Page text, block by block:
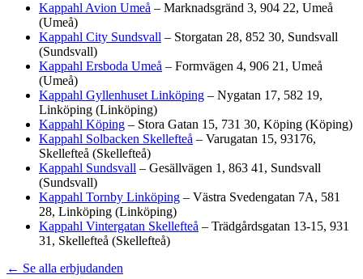
Kappahl Avion Umeå – Marknadsgränd 3, 904 22, Umeå
(Umeå)
Kappahl City Sundsvall – Storgatan 28, 852 30, Sundsvall
(Sundsvall)
Kappahl Ersboda Umeå – Formvägen 4, 906 21, Umeå
(Umeå)
Kappahl Gyllenhuset Linköping – Nygatan 17, 582 19,
Linköping (Linköping)
Kappahl Köping – Stora Gatan 15, 731 30, Köping (Köping)
Kappahl Solbacken Skellefteå – Varugatan 15, 93176,
Skellefteå (Skellefteå)
Kappahl Sundsvall – Gesällvägen 1, 863 41, Sundsvall
(Sundsvall)
Kappahl Tornby Linköping – Västra Svedengatan 7A, 581
28, Linköping (Linköping)
Kappahl Vintergatan Skellefteå – Trädgårdsgatan 13-15, 931
31, Skellefteå (Skellefteå)
← Se alla erbjudanden